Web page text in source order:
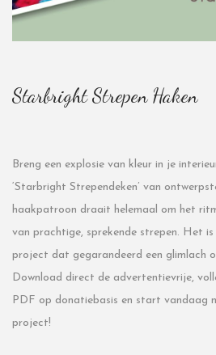
Starbright Strepen Haken
Breng een explosie van kleur in je
‘Starbright Strependeken’ van
haakpatroon draait helemaal om het
van prachtige, sprekende strepen. Het
project dat gegarandeerd een glimlach
Download direct de advertentievrije,
PDF op donatiebasis en start vandaag
project!